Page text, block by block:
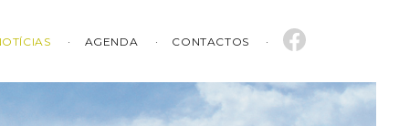
AGENDA CONTACTOS